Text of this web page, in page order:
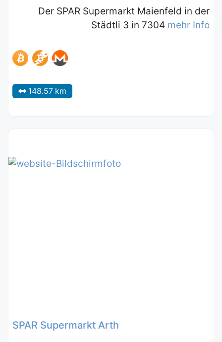
Der SPAR Supermarkt Maienfeld in der
Städtli 3 in 7304 mehr Info
148.57 km
SPAR Supermarkt Arth